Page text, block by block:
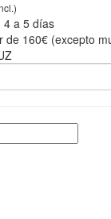
4 a 5 días
de 160€ (excepto